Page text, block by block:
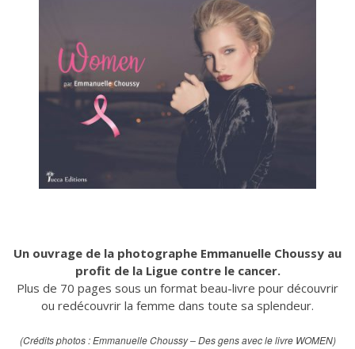
Un ouvrage de la photographe Emmanuelle Choussy au
profit de la Ligue contre le cancer.
Plus de 70 pages sous un format beau-livre pour découvrir
ou redécouvrir la femme dans toute sa splendeur.
(Crédits photos : Emmanuelle Choussy – Des gens avec le livre WOMEN)